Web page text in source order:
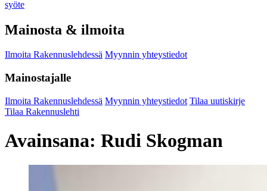
syöte
Mainosta & ilmoita
Ilmoita Rakennuslehdessä Myynnin yhteystiedot
Mainostajalle
Ilmoita Rakennuslehdessä Myynnin yhteystiedot Tilaa uutiskirje
Tilaa Rakennuslehti
Avainsana: Rudi Skogman